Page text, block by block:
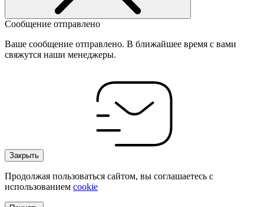
Сообщение отправлено
Ваше сообщение отправлено. В ближайшее время с вами
свяжутся наши менеджеры.
Закрыть
Продолжая пользоваться сайтом, вы соглашаетесь с
использованием cookie